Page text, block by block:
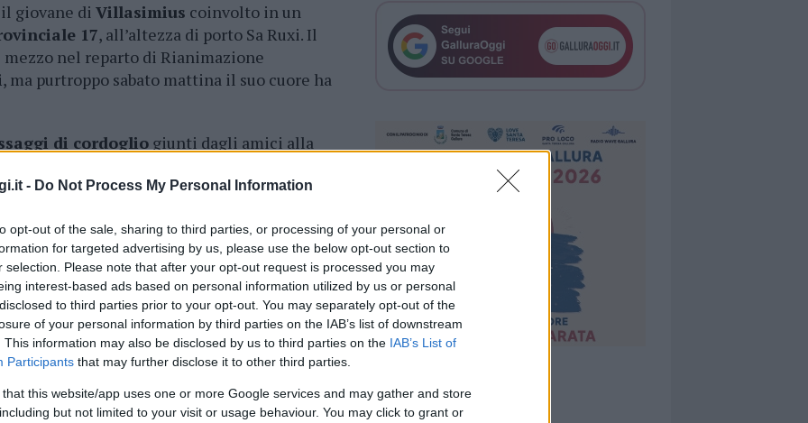
- Do Not Process My Personal Information
opt-out of the sale, sharing to third parties, or processing of your personal or
for targeted advertising by us, please use the below opt-out section to
selection. Please note that after your opt-out request is processed you may
interest-based ads based on personal information utilized by us or personal
to third parties prior to your opt-out. You may separately opt-out of the
of your personal information by third parties on the IAB’s list of downstream
This information may also be disclosed by us to third parties on the IAB’s List of
Participants that may further disclose it to other third parties.
that this website/app uses one or more Google services and may gather and store
but not limited to your visit or usage behaviour. You may click to grant or
il giovane di Villasimius coinvolto in un
17, all’altezza di porto Sa Ruxi. Il
nel reparto di Rianimazione
, ma purtroppo sabato mattina il suo cuore ha
di cordoglio giunti dagli amici alla
cliccandoqui
nella sezione Logindal menù del sito o